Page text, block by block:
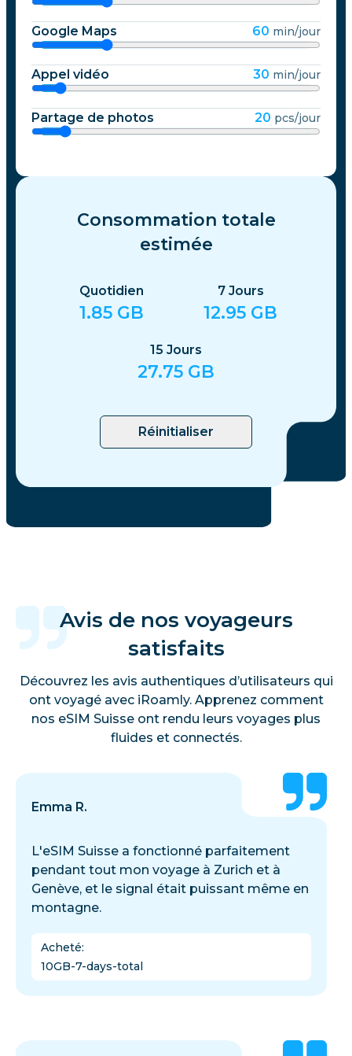
Google Maps 60 min/jour
Appel vidéo 30 min/jour
Partage de photos 20 pcs/jour
Consommation totale
estimée
Quotidien
1.85 GB
7 Jours
12.95 GB
15 Jours
27.75 GB
Réinitialiser
Avis de nos voyageurs
satisfaits
Découvrez les avis authentiques d’utilisateurs qui
ont voyagé avec iRoamly. Apprenez comment
nos eSIM Suisse ont rendu leurs voyages plus
fluides et connectés.
Emma R.
L'eSIM Suisse a fonctionné parfaitement
pendant tout mon voyage à Zurich et à
Genève, et le signal était puissant même en
montagne.
Acheté:
10GB-7-days-total